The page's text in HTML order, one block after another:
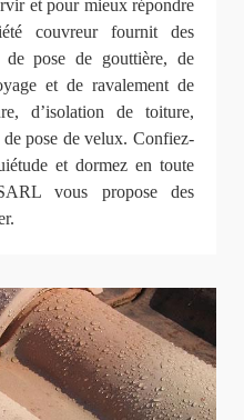
et pour mieux répondre
couvreur fournit des
de pose de gouttière, de
et de ravalement de
d’isolation de toiture,
de pose de velux. Confiez-
et dormez en toute
vous propose des